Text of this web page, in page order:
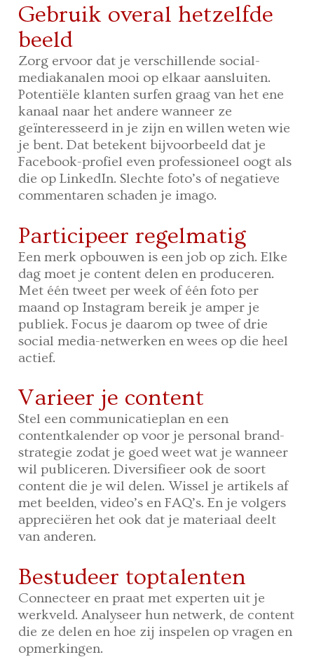
Gebruik overal hetzelfde
beeld
Zorg ervoor dat je verschillende social-
mediakanalen mooi op elkaar aansluiten.
Potentiële klanten surfen graag van het ene
kanaal naar het andere wanneer ze
geïnteresseerd in je zijn en willen weten wie
je bent. Dat betekent bijvoorbeeld dat je
Facebook-profiel even professioneel oogt als
die op LinkedIn. Slechte foto’s of negatieve
commentaren schaden je imago.
Participeer regelmatig
Een merk opbouwen is een job op zich. Elke
dag moet je content delen en produceren.
Met één tweet per week of één foto per
maand op Instagram bereik je amper je
publiek. Focus je daarom op twee of drie
social media-netwerken en wees op die heel
actief.
Varieer je content
Stel een communicatieplan en een
contentkalender op voor je personal brand-
strategie zodat je goed weet wat je wanneer
wil publiceren. Diversifieer ook de soort
content die je wil delen. Wissel je artikels af
met beelden, video’s en FAQ’s. En je volgers
appreciëren het ook dat je materiaal deelt
van anderen.
Bestudeer toptalenten
Connecteer en praat met experten uit je
werkveld. Analyseer hun netwerk, de content
die ze delen en hoe zij inspelen op vragen en
opmerkingen.